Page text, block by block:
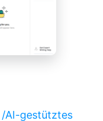
/AI-gestütztes